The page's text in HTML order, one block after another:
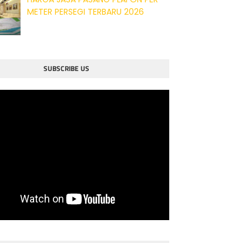
METER PERSEGI TERBARU 2026
SUBSCRIBE US